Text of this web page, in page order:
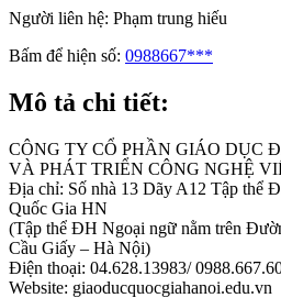
Người liên hệ: Phạm trung hiếu
Bấm để hiện số: 0988667***
Mô tả chi tiết:
CÔNG TY CỔ PHẦN GIÁO DỤC
VÀ PHÁT TRIỂN CÔNG NGHỆ
Địa chỉ: Số nhà 13 Dãy A12 Tập thể
Quốc Gia HN
(Tập thể ĐH Ngoại ngữ nằm trên
Cầu Giấy – Hà Nội)
Điện thoại: 04.628.13983/
Website: giaoducquocgiahanoi.edu.vn